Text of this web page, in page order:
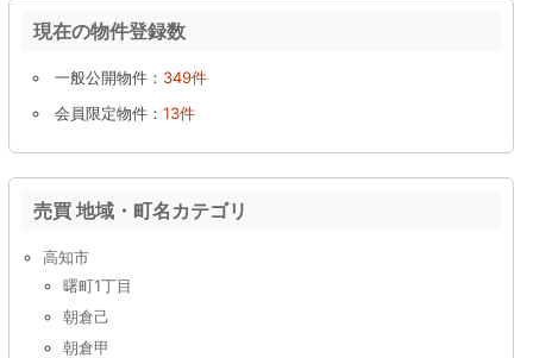
現在の物件登録数
一般公開物件： 349件
会員限定物件： 13件
売買 地域・町名カテゴリ
高知市
曙町1丁目
朝倉己
朝倉甲